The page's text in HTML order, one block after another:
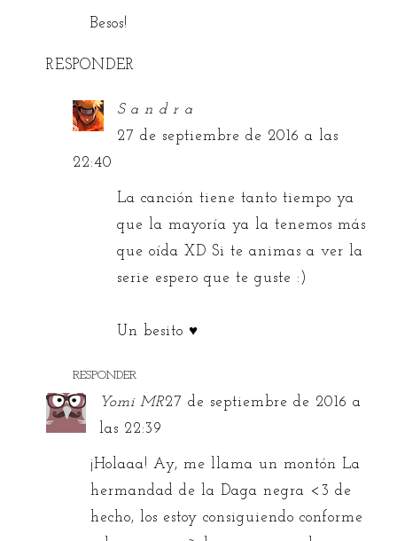
Besos!
RESPONDER
S a n d r a
27 de septiembre de 2016 a las
22:40
La canción tiene tanto tiempo ya
que la mayoría ya la tenemos más
que oída XD Si te animas a ver la
serie espero que te guste :)
Un besito ♥
RESPONDER
Yomi MR27 de septiembre de 2016 a
las 22:39
¡Holaaa! Ay, me llama un montón La
hermandad de la Daga negra <3 de
hecho, los estoy consiguiendo conforme